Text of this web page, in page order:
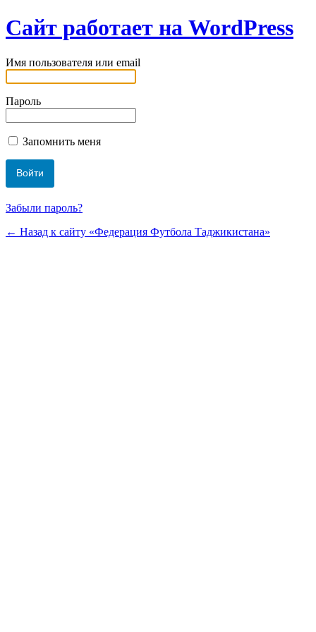
Сайт работает на WordPress
Имя пользователя или email
Пароль
Запомнить меня
Забыли пароль?
← Назад к сайту «Федерация Футбола Таджикистана»